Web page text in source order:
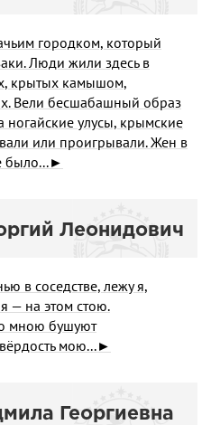
городком, который
Люди жили здесь в
крытых камышом,
Вели бесшабашный образ
улусы, крымские
или проигрывали. Жен в
было...►
Леонидович
в соседстве, лежу я,
— на этом стою.
мною бушуют
мою...►
Георгиевна